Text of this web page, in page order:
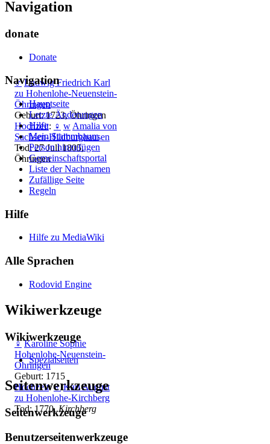
♂ Ludwig Friedrich Karl
zu Hohenlohe-Neuenstein-
Öhringen
Geburt: 1723, Öhringen
Hochzeit: ♀ w Amalia von
Sachsen-Hildburghausen
Tod: 27 Juli 1805,
Öhringen
♀ Karoline Sophie
Hohenlohe-Neuenstein-
Ohringen
Geburt: 1715
Hochzeit:♂ Karl August
zu Hohenlohe-Kirchberg
Tod: 1770,Kirchberg
Navigation
donate
Donate
Navigation
Hauptseite
Letzte Änderungen
Hilfe
Mein Stammbaum
Person hinzufügen
Gemeinschafts­portal
Liste der Nachnamen
Zufällige Seite
Regeln
Hilfe
Hilfe zu MediaWiki
Alle Sprachen
Rodovid Engine
Wikiwerkzeuge
Wikiwerkzeuge
Spezialseiten
Seitenwerkzeuge
Seitenwerkzeuge
Benutzerseitenwerkzeuge